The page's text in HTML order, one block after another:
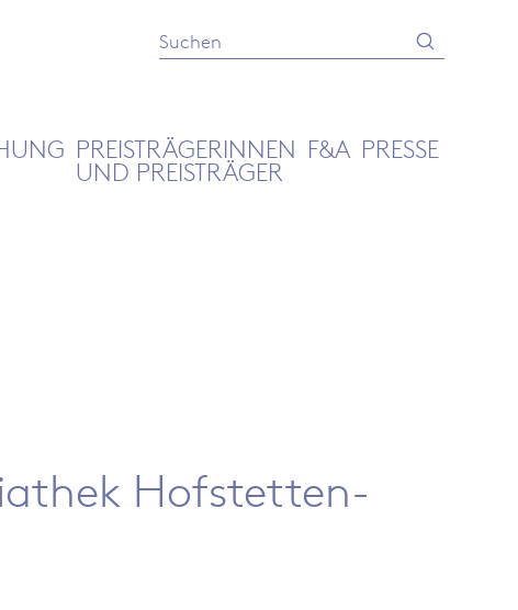
Suche
Absenden
PREISTRÄGERINNEN
UND PREISTRÄGER
F&A PRESSE
Hofstetten-